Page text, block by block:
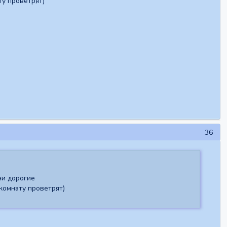
36
дорогие
проветрят)